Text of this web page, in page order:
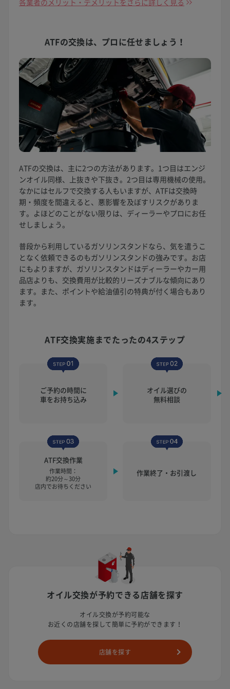
各業者のメリット・デメリットをさらに詳しく見る
ATFの交換は、 プロに任せましょう！
ATFの交換は、主に2つの方法があります。1つ目はエンジ
ンオイル同様、上抜きや下抜き。2つ目は専用機械の使用。
なかにはセルフで交換する人もいますが、ATFは交換時
期・頻度を間違えると、悪影響を及ぼすリスクがありま
す。よほどのことがない限りは、ディーラーやプロにお任
せしましょう。
普段から利用しているガソリンスタンドなら、気を遣うこ
となく依頼できるのもガソリンスタンドの強みです。お店
にもよりますが、ガソリンスタンドはディーラーやカー用
品店よりも、交換費用が比較的リーズナブルな傾向にあり
ます。また、ポイントや給油値引の特典が付く場合もあり
ます。
ATF交換実施までたったの4ステップ
ご予約の時間に
車をお持ち込み
オイル選びの
無料相談
ATF交換作業
作業時間：
約20分～30分
店内でお待ちください
作業終了・お引渡し
オイル交換が予約できる店舗を探す
オイル交換が予約可能な
お近くの店舗を探して簡単に予約ができます！
店舗を探す